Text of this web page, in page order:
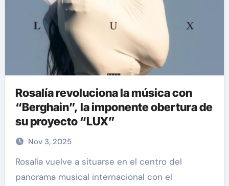
Rosalía revoluciona la música con
“Berghain”, la imponente obertura de
su proyecto “LUX”
Nov 3, 2025
Rosalía vuelve a situarse en el centro del
panorama musical internacional con el